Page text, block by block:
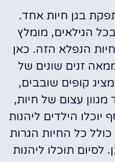
בגן חיות אחד.
הגילאים, מומלץ
הנפלא הזה. כאן
זנים שונים של
קופים שובבים,
מגוון עצום של חיות,
יוכלו הילדים ליהנות
כל החיות הגרות
לסיום תוכלו ליהנות